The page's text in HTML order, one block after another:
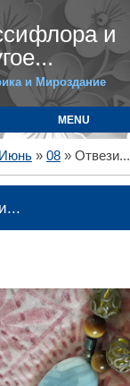
и
и Мироздание
MENU
Июнь » 08» Отвези...